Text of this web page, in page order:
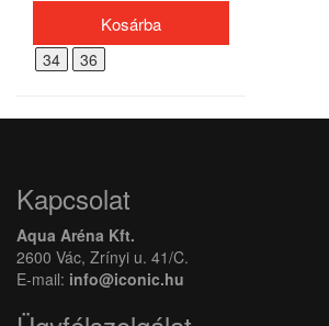
34 36
Kapcsolat
Aqua Aréna Kft.
2600 Vác, Zrínyi u. 41/C.
E-mail: info@iconic.hu